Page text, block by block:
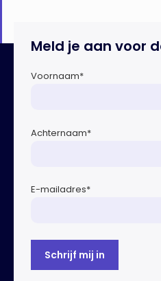
Meld je aan voor
Voornaam*
Achternaam*
E-mailadres*